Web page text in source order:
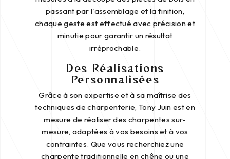
passant par l'assemblage et la finition,
chaque geste est effectué avec précision et
minutie pour garantir un résultat
irréprochable.
Des Réalisations
Personnalisées
Grâce à son expertise et à sa maîtrise des
techniques de charpenterie, Tony Juin est en
mesure de réaliser des charpentes sur-
mesure, adaptées à vos besoins et à vos
contraintes. Que vous recherchiez une
charpente traditionnelle en chêne ou une